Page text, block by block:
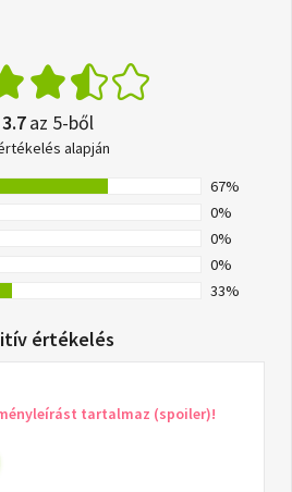
3.7az 5-ből
alapján
67%
0%
0%
0%
33%
értékelés
tartalmaz (spoiler)!